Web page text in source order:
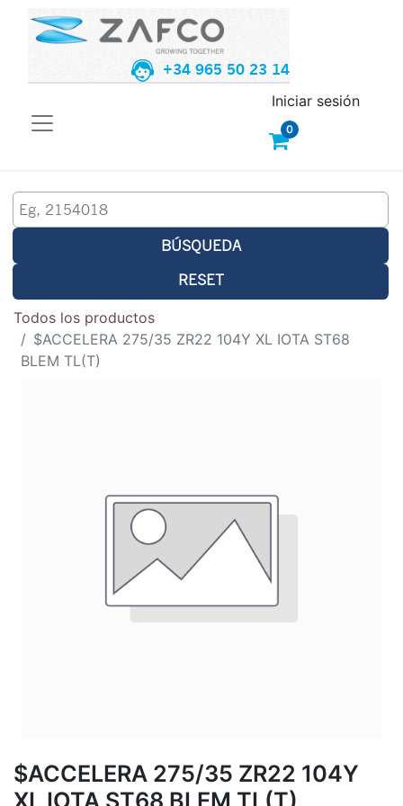
+34 965 50 23 14
0
Iniciar sesión
BÚSQUEDA
RESET
Todos los productos
$ACCELERA 275/35 ZR22 104Y XL IOTA ST68
BLEM TL(T)
$ACCELERA 275/35 ZR22 104Y
XL IOTA ST68 BLEM TL(T)